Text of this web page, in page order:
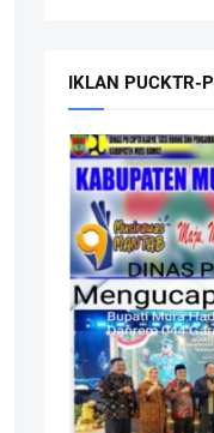
IKLAN PUCKTR-P